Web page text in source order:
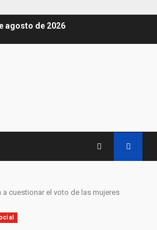
agosto de 2026
a cuestionar el voto de las mujeres